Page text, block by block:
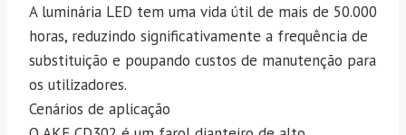
A luminária LED tem uma vida útil de mais de 50.000
horas, reduzindo significativamente a frequência de
substituição e poupando custos de manutenção para
os utilizadores.
Cenários de aplicação